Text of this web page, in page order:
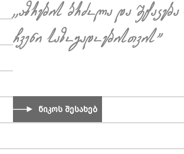
,,აზრების ბრძოლა და
ჩვენი საზოგადოებისთვის"
ნიკოს შესახებ